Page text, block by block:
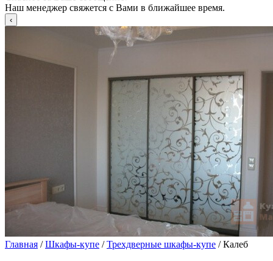
Наш менеджер свяжется с Вами в ближайшее время.
Главная /Шкафы-купе /Трехдверные шкафы-купе / Калеб